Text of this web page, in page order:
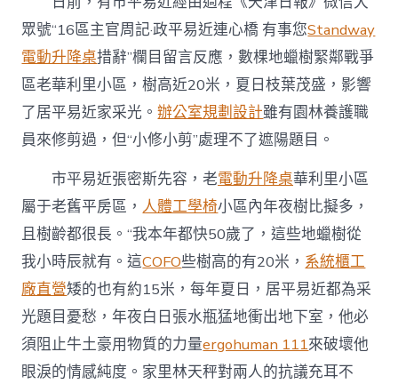
樹〉
中
眾號“16區主官周記·政平易近連心橋 有事您Standway
電動升降桌措辭”欄目留言反應，數棵地蠟樹緊鄰戰爭
區老華利里小區，樹高近20米，夏日枝葉茂盛，影響
了居平易近家采光。辦公室規劃設計雖有園林養護職
員來修剪過，但“小修小剪”處理不了遮陽題目。
市平易近張密斯先容，老電動升降桌華利里小區
屬于老舊平房區， 人體工學椅小區內年夜樹比擬多，
且樹齡都很長。“我本年都快50歲了，這些地蠟樹從
我小時辰就有。這COFO些樹高的有20米， 系統櫃工
廠直營矮的也有約15米，每年夏日，居平易近都為采
光題目憂愁，年夜白日張水瓶猛地衝出地下室，他必
須阻止牛土豪用物質的力量ergohuman 111來破壞他
眼淚的情感純度。家里林天秤對兩人的抗議充耳不